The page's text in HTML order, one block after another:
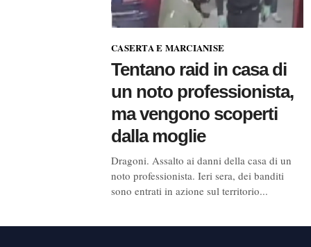
CASERTA E MARCIANISE
Tentano raid in casa di
un noto professionista,
ma vengono scoperti
dalla moglie
Dragoni. Assalto ai danni della casa di un
noto professionista. Ieri sera, dei banditi
sono entrati in azione sul territorio...